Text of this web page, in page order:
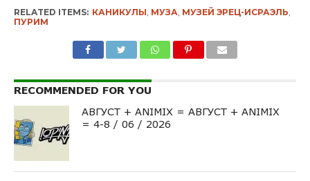
RELATED ITEMS: КАНИКУЛЫ МУЗА МУЗЕЙ ЭРЕЦ-ИСРАЭЛЬ
ПУРИМ
RECOMMENDED FOR YOU
АВГУСТ + ANIMIX = АВГУСТ + ANIMIX
= 4-8 / 06 / 2026